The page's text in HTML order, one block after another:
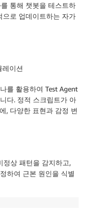
통해 챗봇을 테스트하
으로 업데이트하는 자가
이션
를 활용하여 Test Agent
다. 정적 스크립트가 아
, 다양한 표현과 감정 변
정상 패턴을 감지하고,
하여 근본 원인을 식별